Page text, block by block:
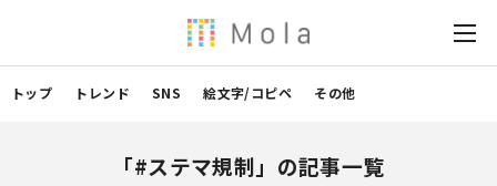
トップ トレンド SNS 絵文字/コピペ その他
「#ステマ規制」の記事一覧